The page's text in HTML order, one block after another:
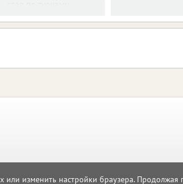
изменить настройки браузера. Продолжая